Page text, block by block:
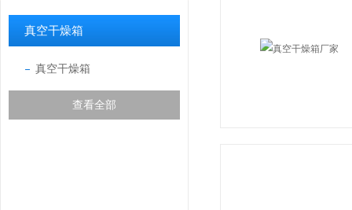
真空干燥箱
真空干燥箱
查看全部